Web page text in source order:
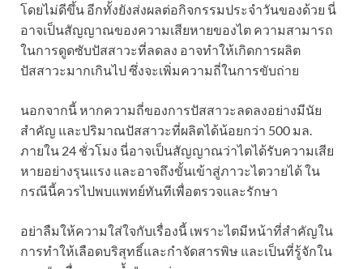
โดยไม่ดีขึ้น อีกทั้งยังส่งผลต่อกิจกรรมประจำวันของด้วย นี่
อาจเป็นสัญญาณของความเสียหายของไต ความสามารถ
ในการดูดซับปัสสาวะที่ลดลง อาจทำให้เกิดการผลิต
ปัสสาวะมากเกินไป ซึ่งจะเพิ่มความถี่ในการขับถ่าย
นอกจากนี้ หากความถี่ของการปัสสาวะลดลงอย่างมีนัย
สำคัญ และปริมาณปัสสาวะที่ผลิตได้น้อยกว่า 500 มล.
ภายใน 24 ชั่วโมง นี่อาจเป็นสัญญาณว่าไตได้รับความเสีย
หายอย่างรุนแรง และอาจถึงขั้นเข้าสู่ภาวะไตวายได้ ใน
กรณีนี้ควรไปพบแพทย์ทันทีเพื่อตรวจและรักษา
อย่าลืมให้ความใส่ใจกับเรื่องนี้ เพราะไตมีหน้าที่สำคัญใน
การทำให้เลือดบริสุทธิ์และกำจัดสารพิษ และเป็นที่รู้จักใน